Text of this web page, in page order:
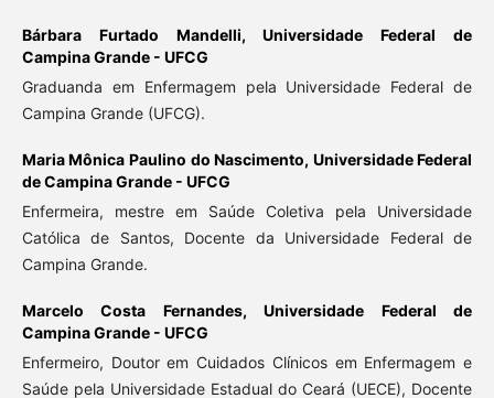
Bárbara Furtado Mandelli,Universidade Federal de
Campina Grande - UFCG
Graduanda em Enfermagem pela Universidade Federal de
Campina Grande (UFCG).
Maria Mônica Paulino do Nascimento, Universidade Federal
de Campina Grande - UFCG
Enfermeira, mestre em Saúde Coletiva pela Universidade
Católica de Santos, Docente da Universidade Federal de
Campina Grande.
Marcelo Costa Fernandes,Universidade Federal de
Campina Grande - UFCG
Enfermeiro, Doutor em Cuidados Clínicos em Enfermagem e
Saúde pela Universidade Estadual do Ceará (UECE), Docente